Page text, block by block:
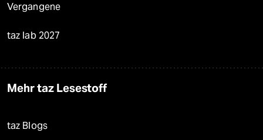
Vergangene
taz lab 2027
Mehr taz Lesestoff
taz Blogs